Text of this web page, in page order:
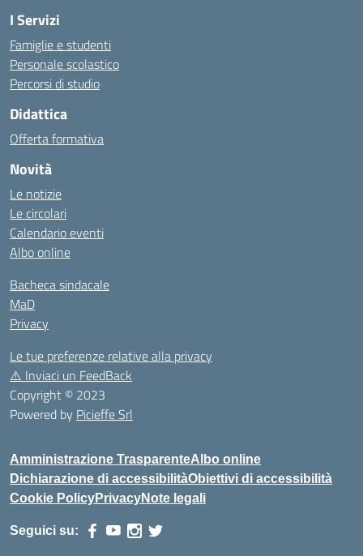
I Servizi
Famiglie e studenti
Personale scolastico
Percorsi di studio
Didattica
Offerta formativa
Novità
Le notizie
Le circolari
Calendario eventi
Albo online
Bacheca sindacale
MaD
Privacy
Le tue preferenze relative alla privacy
⚠️ Inviaci un FeedBack
Copyright © 2023
Powered by Picieffe Srl
Amministrazione TrasparenteAlbo online
Dichiarazione di accessibilitàObiettivi di accessibilità
Cookie PolicyPrivacyNote legali
Seguici su: